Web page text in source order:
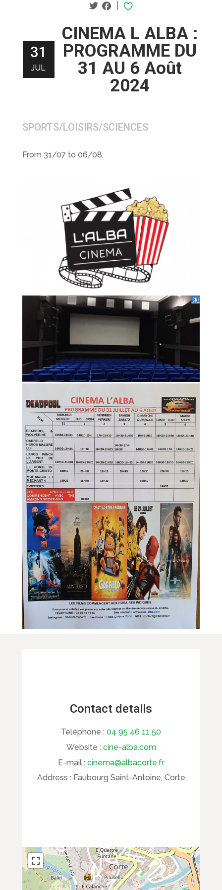
|
31
JUL
CINEMA L ALBA :
PROGRAMME DU
31 AU 6 Août
2024
SPORTS/LOISIRS/SCIENCES
From 31/07 to 06/08.
Contact details
Telephone : 04 95 46 11 50
Website : cine-alba.com
E-mail : cinema@albacorte.fr
Address : Faubourg Saint-Antoine, Corte